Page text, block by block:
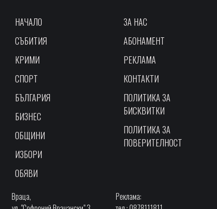
НАЧАЛО
СЪБИТИЯ
КРИМИ
СПОРТ
БЪЛГАРИЯ
БИЗНЕС
ОБЩИНИ
ИЗБОРИ
ОБЯВИ
ЗА НАС
АБОНАМЕНТ
РЕКЛАМА
КОНТАКТИ
ПОЛИТИКА ЗА
БИСКВИТКИ
ПОЛИТИКА ЗА
ПОВЕРИТЕЛНОСТ
Враца,
Реклама: